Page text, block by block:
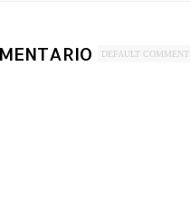
DEFAULT